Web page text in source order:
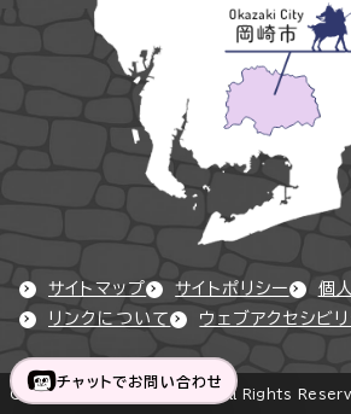
サイトマップ サイトポリシー
個
リンクについて
ウェブアクセシビ
Copyright © Okazaki City All Rights
チャットでお問い合わせ